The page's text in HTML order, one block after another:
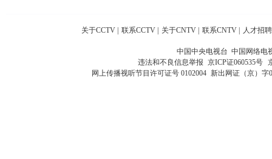
关于CCTV 联系CCTV 关于CNTV 联系CNTV 人才招聘
中国中央电视台 中国网络电
违法和不良信息举报 京ICP证060535号
网上传播视听节目许可证号 0102004 新出网证（京）